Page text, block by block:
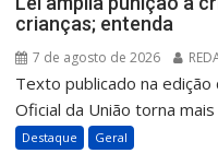
crianças; entenda
7 de agosto de 2026
Texto publicado na
Oficial da União torna
Destaque Geral